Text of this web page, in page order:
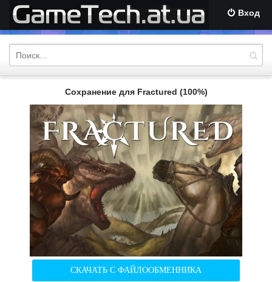
Вход
Сохранение для Fractured (100%)
СКАЧАТЬ С ФАЙЛООБМЕННИКА